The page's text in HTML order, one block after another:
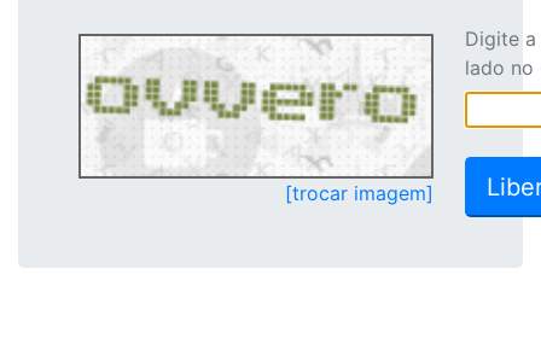
[trocar imagem]
Digite
lado no